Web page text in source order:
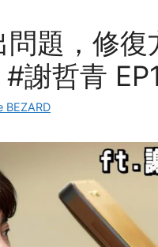
問題，修
謝哲青
BEZARD